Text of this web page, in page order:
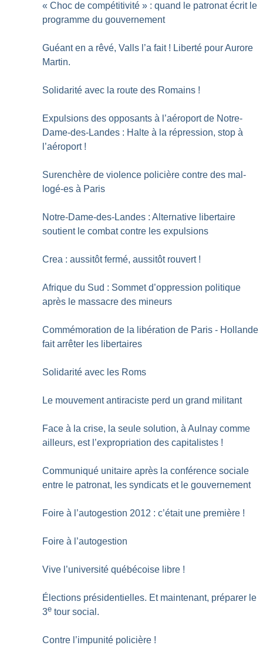
« Choc de compétitivité » : quand le patronat écrit le
programme du gouvernement
Guéant en a rêvé, Valls l’a fait ! Liberté pour Aurore
Martin.
Solidarité avec la route des Romains !
Expulsions des opposants à l’aéroport de Notre-
Dame-des-Landes : Halte à la répression, stop à
l’aéroport !
Surenchère de violence policière contre des mal-
logé-es à Paris
Notre-Dame-des-Landes : Alternative libertaire
soutient le combat contre les expulsions
Crea : aussitôt fermé, aussitôt rouvert !
Afrique du Sud : Sommet d’oppression politique
après le massacre des mineurs
Commémoration de la libération de Paris - Hollande
fait arrêter les libertaires
Solidarité avec les Roms
Le mouvement antiraciste perd un grand militant
Face à la crise, la seule solution, à Aulnay comme
ailleurs, est l’expropriation des capitalistes !
Communiqué unitaire après la conférence sociale
entre le patronat, les syndicats et le gouvernement
Foire à l’autogestion 2012 : c’était une première !
Foire à l’autogestion
Vive l’université québécoise libre !
Élections présidentielles. Et maintenant, préparer le
3e tour social.
Contre l’impunité policière !